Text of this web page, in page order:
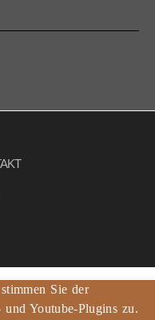
Sie der
Youtube-Plugins zu.